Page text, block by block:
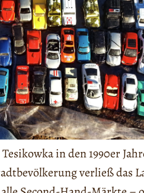
in den 1990er
verließ das